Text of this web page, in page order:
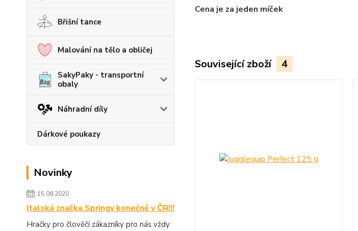
Břišní tance
Malování na tělo a obličej
SakyPaky - transportní
obaly
Náhradní díly
Dárkové poukazy
Novinky
15.08.2020
Italská značka Springy konečně v ČR!!!
Hračky pro člověčí zákazníky pro nás vždy
Cena je za jeden míček
Související zboží 4